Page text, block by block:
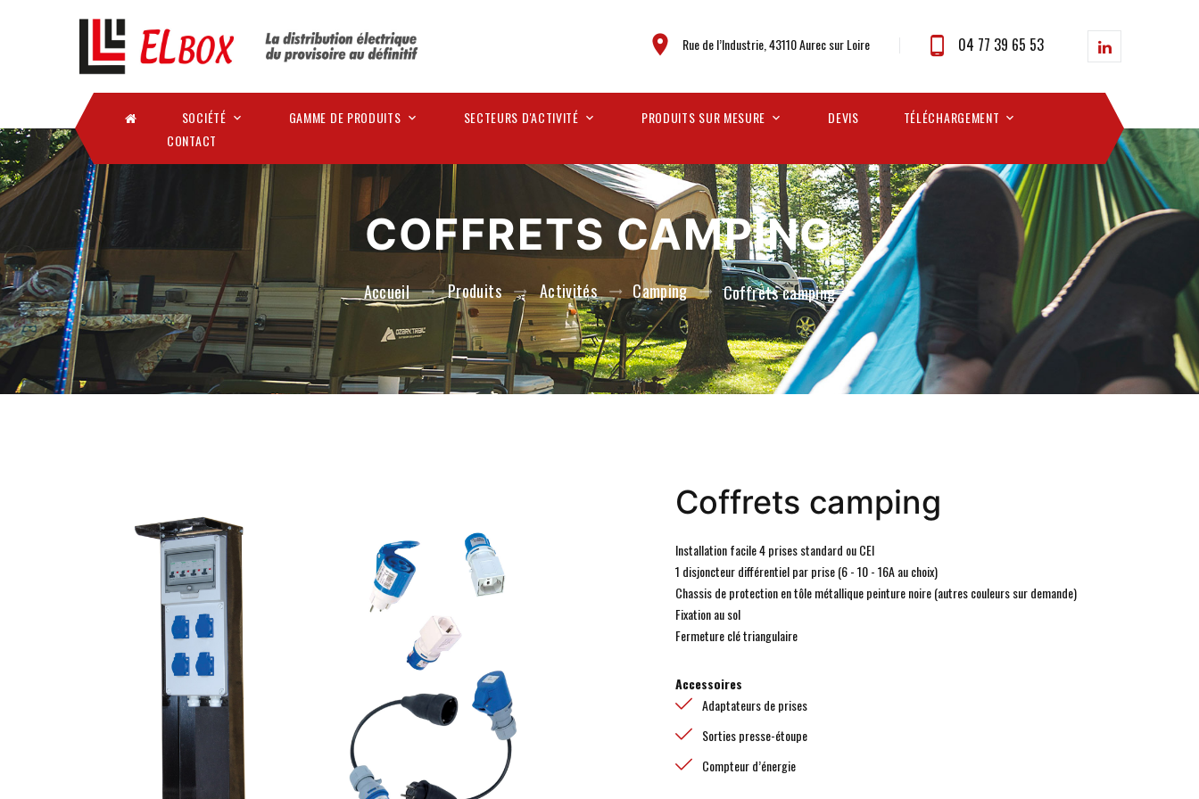
Rue de l’Industrie, 43110 Aurec sur Loire 04 77 39 65 53
SOCIÉTÉ GAMME DE PRODUITS SECTEURS D'ACTIVITÉ PRODUITS SUR MESURE DEVIS
TÉLÉCHARGEMENT
CONTACT
COFFRETS CAMPING
Accueil Produits Activités Camping Coffrets camping
Coffrets camping
Installation facile 4 prises standard ou CEI
1 disjoncteur différentiel par prise (6 - 10 - 16A au choix)
Chassis de protection en tôle métallique peinture noire (autres couleurs sur demande)
Fixation au sol
Fermeture clé triangulaire
Accessoires
Adaptateurs de prises
Sorties presse-étoupe
Compteur d’énergie